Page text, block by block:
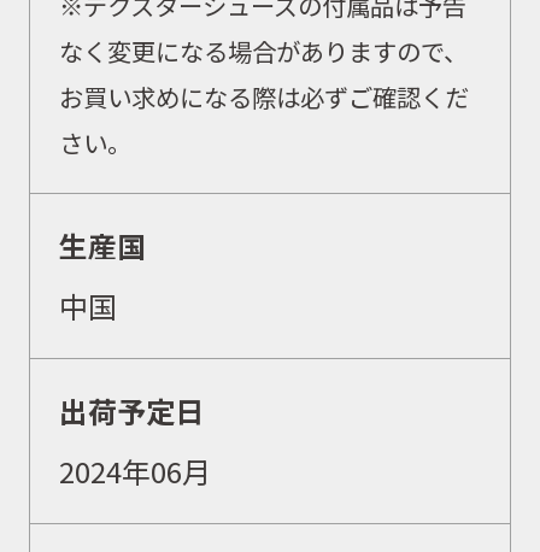
なく変更になる場合がありますので、
お買い求めになる際は必ずご確認くだ
さい。
生産国
中国
出荷予定日
2024年06月